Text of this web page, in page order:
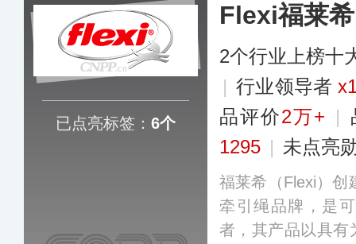
已点亮标签： 6个
Flexi福莱希
2个行业上榜十
| 行业领导者
品评价2万+ |
1295 | 未点亮
福莱希（Flexi）创
牵引绳品牌，是
者，其产品以具有